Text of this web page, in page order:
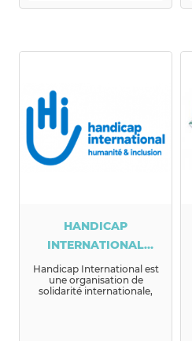
HANDICAP
INTERNATIONAL
FRANCE
Handicap International est
une organisation de
solidarité internationale,